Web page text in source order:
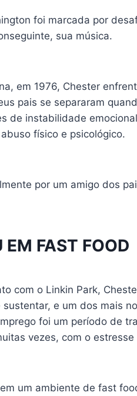
foi marcada por
sua música.
em 1976, Chester
pais se separaram
de instabilidade
físico e psicológico.
por um amigo dos
FAST FOOD
com o Linkin Park,
e um dos mais
foi um período de
vezes, com o
um ambiente de fast